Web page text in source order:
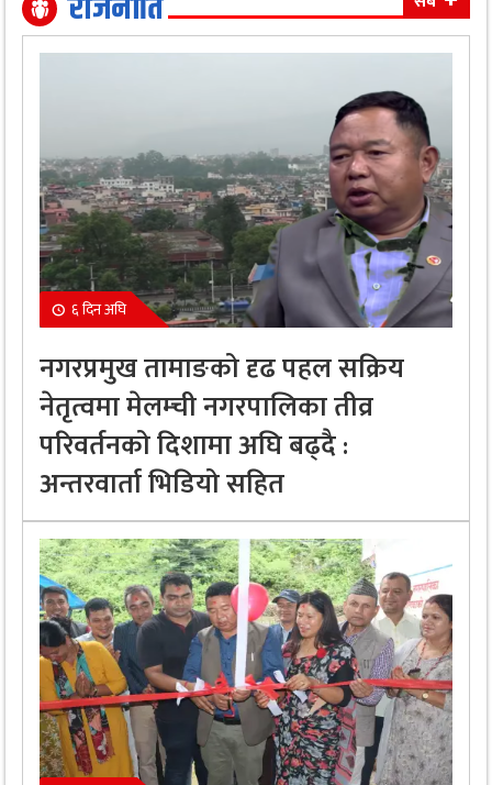
६ दिन अघि
नगरप्रमुख तामाङको दृढ पहल सक्रिय
नेतृत्वमा मेलम्ची नगरपालिका तीव्र
परिवर्तनको दिशामा अघि बढ्दै :
अन्तरवार्ता भिडियो सहित